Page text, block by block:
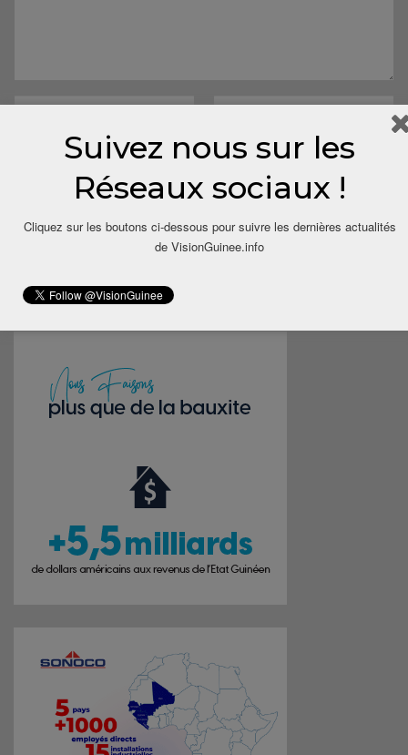
Save my name, email, and website in this browser for the next
Suivez nous sur les
Réseaux sociaux !
Cliquez sur les boutons ci-dessous pour suivre les dernières actualités
de VisionGuinee.info